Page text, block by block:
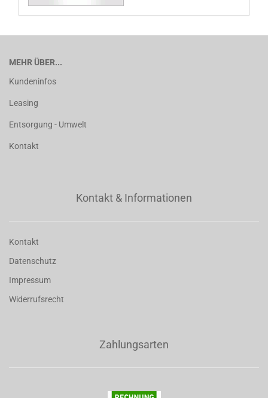
MEHR ÜBER...
Kundeninfos
Leasing
Entsorgung - Umwelt
Kontakt
Kontakt & Informationen
Kontakt
Datenschutz
Impressum
Widerrufsrecht
Zahlungsarten